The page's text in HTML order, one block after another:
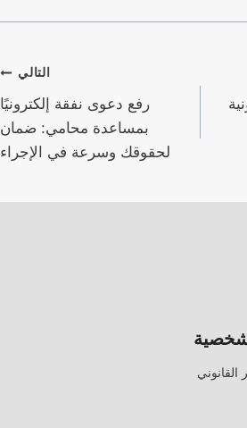
التالي
رفع دعوى نفقة إلكترونيًا
بمساعدة محامي: ضمان
لحقوقك وسرعة في الإجراء
القانوني